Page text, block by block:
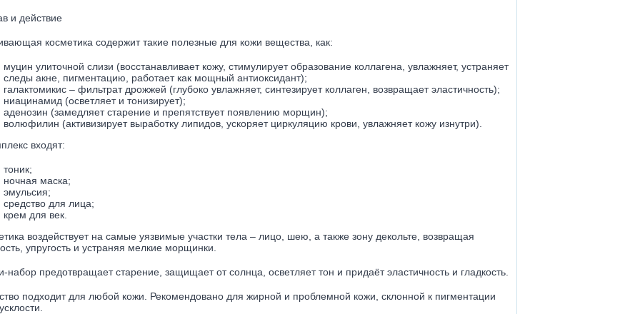
и действие
косметика содержит такие полезные для кожи вещества, как:
муцин улиточной слизи (восстанавливает кожу, стимулирует образование коллагена, увлажняет, устраняет
следы акне, пигментацию, работает как мощный антиоксидант);
галактомикис – фильтрат дрожжей (глубоко увлажняет, синтезирует коллаген, возвращает эластичность);
ниацинамид (осветляет и тонизирует);
аденозин (замедляет старение и препятствует появлению морщин);
волюфилин (активизирует выработку липидов, ускоряет циркуляцию крови, увлажняет кожу изнутри).
входят:
тоник;
ночная маска;
эмульсия;
средство для лица;
крем для век.
воздействует на самые уязвимые участки тела – лицо, шею, а также зону декольте, возвращая
упругость и устраняя мелкие морщинки.
набор предотвращает старение, защищает от солнца, осветляет тон и придаёт эластичность и гладкость.
подходит для любой кожи. Рекомендовано для жирной и проблемной кожи, склонной к пигментации